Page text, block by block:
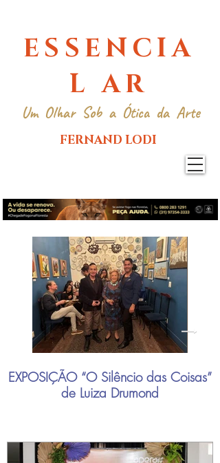
ESSENCIA
L AR
Um Olhar Sob a Ótica da Arte
FERNAND LODI
EXPOSIÇÃO “O Silêncio das Coisas”
de Luiza Drumond